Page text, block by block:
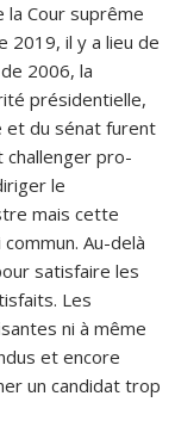
la Cour suprême
2019, il y a lieu de
2006, la
présidentielle,
et du sénat furent
pro-
le
mais cette
Au-delà
satisfaire les
Les
ni à même
et encore
un candidat trop